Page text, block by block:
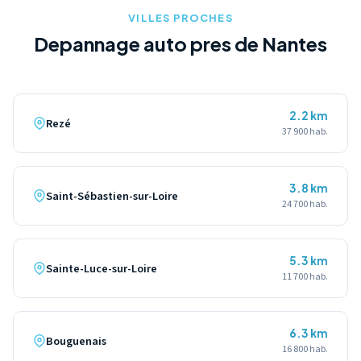
VILLES PROCHES
Depannage auto pres de Nantes
Rezé
2.2 km
37 900 hab.
Saint-Sébastien-sur-Loire
3.8 km
24 700 hab.
Sainte-Luce-sur-Loire
5.3 km
11 700 hab.
Bouguenais
6.3 km
16 800 hab.